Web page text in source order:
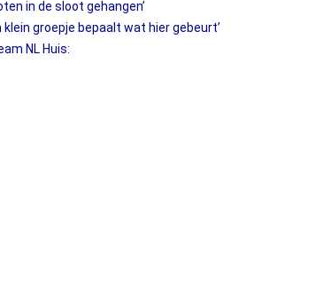
in de sloot gehangen’
groepje bepaalt wat hier gebeurt’
NL Huis: